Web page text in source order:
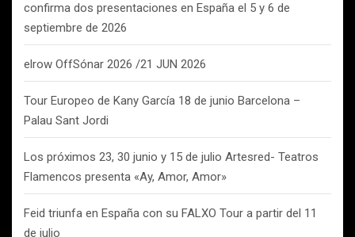
confirma dos presentaciones en España el 5 y 6 de
septiembre de 2026
elrow OffSónar 2026 /21 JUN 2026
Tour Europeo de Kany García 18 de junio Barcelona –
Palau Sant Jordi
Los próximos 23, 30 junio y 15 de julio Artesred- Teatros
Flamencos presenta «Ay, Amor, Amor»
Feid triunfa en España con su FALXO Tour a partir del 11
de julio